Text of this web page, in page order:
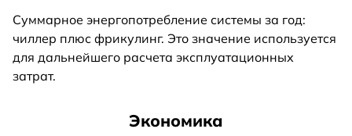
Суммарное энергопотребление системы за год:
чиллер плюс фрикулинг. Это значение используется
для дальнейшего расчета эксплуатационных
затрат.
Экономика